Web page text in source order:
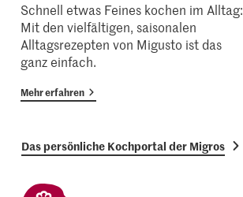
Schnell etwas Feines kochen im Alltag:
Mit den vielfältigen, saisonalen
Alltagsrezepten von Migusto ist das
ganz einfach.
Mehr erfahren
Das persönliche Kochportal der Migros